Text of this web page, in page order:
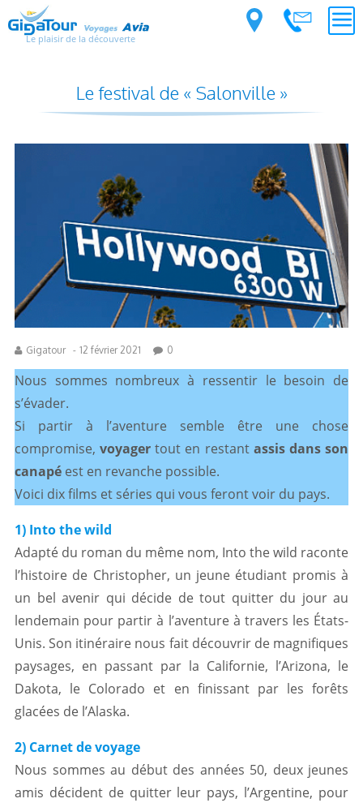
Le plaisir de la découverte
Le festival de « Salonville »
Gigatour - 12 février 2021 0
Nous sommes nombreux à ressentir le besoin de
s’évader.
Si partir à l’aventure semble être une chose
compromise,voyagertout en restant assis dans son
canapé est en revanche possible.
Voici dix films et séries qui vous feront voir du pays.
1) Into the wild
Adapté du roman du même nom, Into the wild raconte
l’histoire de Christopher, un jeune étudiant promis à
un bel avenir qui décide de tout quitter du jour au
lendemain pour partir à l’aventure à travers les États-
Unis. Son itinéraire nous fait découvrir de magnifiques
paysages, en passant par la Californie, l’Arizona, le
Dakota, le Colorado et en finissant par les forêts
glacées de l’Alaska.
2) Carnet de voyage
Nous sommes au début des années 50, deux jeunes
amis décident de quitter leur pays, l’Argentine, pour